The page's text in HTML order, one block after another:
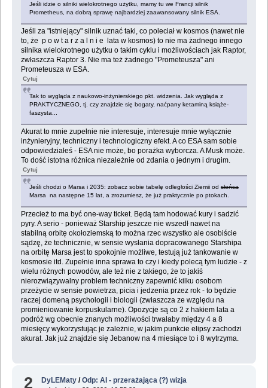
Jeśli idzie o silniki wielokrotnego użytku, mamy tu we Francji silnik
Prometheus, na dobrą sprawę najbardziej zaawansowany silnik ESA.
Jeśli za "istniejący" silnik uznać taki, co poleciał w kosmos (nawet nie
to, że p o w t a r z a l n i e lata w kosmos) to nie ma żadnego innego
silnika wielokrotnego użytku o takim cyklu i możliwościach jak Raptor,
zwłaszcza Raptor 3. Nie ma też żadnego "Prometeusza" ani
Prometeusza w ESA.
Cytuj
Tak to wygląda z naukowo-inżynierskiego pkt. widzenia. Jak wygląda z
PRAKTYCZNEGO, tj. czy znajdzie się bogaty, naćpany ketaminą książe-
faszysta...
Akurat to mnie zupełnie nie interesuje, interesuje mnie wyłącznie
inżynieryjny, techniczny i technologiczny efekt. A co ESA sam sobie
odpowiedziałeś - ESA nie może, bo porażka wyborcza. A Musk może.
To dość istotna różnica niezależnie od zdania o jednym i drugim.
Cytuj
Jeśli chodzi o Marsa i 2035: zobacz sobie tabelę odległości Ziemii od słońca
Marsa na następne 15 lat, a zrozumiesz, że już praktycznie po ptokach.
Przecież to ma być one-way ticket. Będą tam hodować kury i sadzić
pyry. A serio - ponieważ Starship jeszcze nie wszedł nawet na
stabilną orbitę okołoziemską to można rzec wszystko ale osobiście
sądzę, że technicznie, w sensie wysłania dopracowanego Starshipa
na orbitę Marsa jest to spokojnie możliwe, testują już tankowanie w
kosmosie itd. Zupełnie inna sprawa to czy i kiedy polecą tym ludzie - z
wielu różnych powodów, ale też nie z takiego, że to jakiś
nierozwiązywalny problem techniczny zapewnić kilku osobom
przeżycie w sensie powietrza, picia i jedzenia przez rok - to będzie
raczej domeną psychologii i biologii (zwłaszcza ze względu na
promieniowanie korpuskularne). Opozycje są co 2 z hakiem lata a
podróż wg obecnie znanych możliwości trwałaby między 4 a 8
miesięcy wykorzystując je zależnie, w jakim punkcie elipsy zachodzi
akurat. Jak już znajdzie się Jebanow na 4 miesiące to i 8 wytrzyma.
2 DyLEMaty /Odp: AI - przerażająca (?) wizja